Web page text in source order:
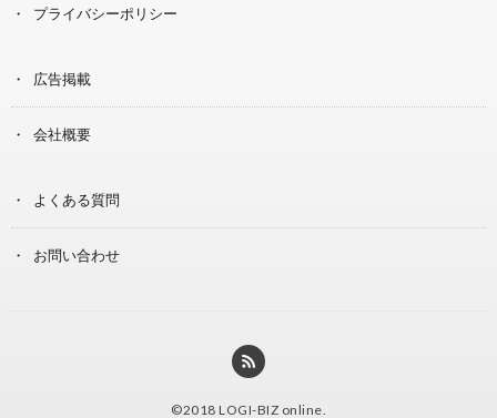
プライバシーポリシー
広告掲載
会社概要
よくある質問
お問い合わせ
©2018 LOGI-BIZ online.